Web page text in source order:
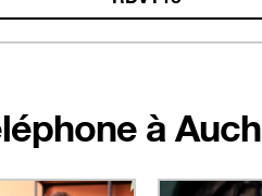
à Auch